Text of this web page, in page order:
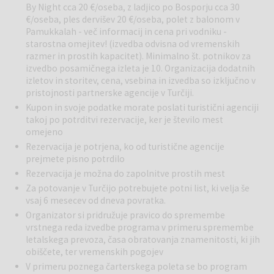
iz zemlje, kot ogromne gobe, medtem ko vas v stene vklesane hiše
in elegantni hoteli opazujejo z vseh strani. Prvi pribežniki so se na
tem področju naselili v 7 st. Kasneje so jim sledili menihi, ki so tu
izdolbli cerkve, kapele in samostane. Popoldan možna udeležba na
fakultativnem izletu (za plačilo). Večerja in nočitev na območju
Kapadokije.
5. dan:
Göreme – Uchisar. Zajtrk. Danes se nam pridružite pri
ogledu Göreme, kjer si boste ogledali podzemno jamsko cerkev, ki
je pod zaščito organizacije Unesco in velja za kulturni spomenik.
Tukaj se je narava predala fantaziji; pokrajina sestoji iz kamnitih
sten, piramidnih kamnov in kegljev iz lehnjaka, ki so preluknjani kot
mravljišče. Nato vas popeljemo skozi dolino Simon ali „Dolino
menihov“ imenovano tudi „Dolina pravljičnih dimnikov“. Pokrajina je s
svojimi izoliranimi ali združenimi oblikami, ki segajo tudi do preko
deset metrov v višino, tako unikatna in popolna, da človek obnemi.
Vožnja do Uchisarja, kjer je predviden kratek postanek za zunanji
ogled te dihjemajoče pokrajine. Nato obiščemo tkalnico preprog in
spoznamo postopek izdelave preproge, vse od pridobivanja
naravnih materialov: svile, bombaža in volne - do končnega izdelka.
Za zaključek dneva se bomo sprehodili še po čudovitem mestu
By Night cca 20 €/oseba, z ladjico po Bosporju cca 30
€/oseba, ples dervišev 20 €/oseba, polet z balonom v
Pamukkalah - več informacij in cena pri vodniku -
starostna omejitev! (izvedba odvisna od vremenskih
razmer in prostih kapacitet). Minimalno št. potnikov za
izvedbo posamičnega izleta je 10. Organizacija dodatnih
izletov in storitev, cena, vsebina in izvedba so izključno v
pristojnosti partnerske agencije v Turčiji.
Kupon in svoje podatke morate poslati turistični agenciji
takoj po potrditvi rezervacije, ker je število mest
omejeno
Rezervacija je potrjena, ko od turistične agencije
prejmete pisno potrdilo
Rezervacija je možna do zapolnitve prostih mest
Za potovanje v Turčijo potrebujete potni list, ki velja še
vsaj 6 mesecev od dneva povratka.
Organizator si pridružuje pravico do spremembe
vrstnega reda izvedbe programa v primeru spremembe
letalskega prevoza, časa obratovanja znamenitosti, ki jih
obiščete, ter vremenskih pogojev
V primeru poznega čarterskega poleta se bo program